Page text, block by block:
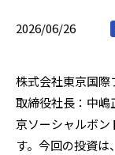
2026/06/26
株式会社東京国
取締役社長：中嶋
京ソーシャルボン
す。今回の投資は